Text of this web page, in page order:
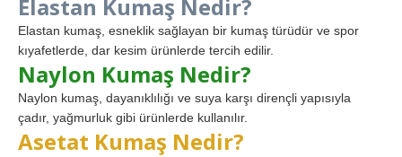
Elastan Kumaş Nedir?
Elastan kumaş, esneklik sağlayan bir kumaş türüdür ve spor
kıyafetlerde, dar kesim ürünlerde tercih edilir.
Naylon Kumaş Nedir?
Naylon kumaş, dayanıklılığı ve suya karşı dirençli yapısıyla
çadır, yağmurluk gibi ürünlerde kullanılır.
Asetat Kumaş Nedir?